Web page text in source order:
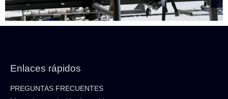
Enlaces rápidos
PREGUNTAS FRECUENTES